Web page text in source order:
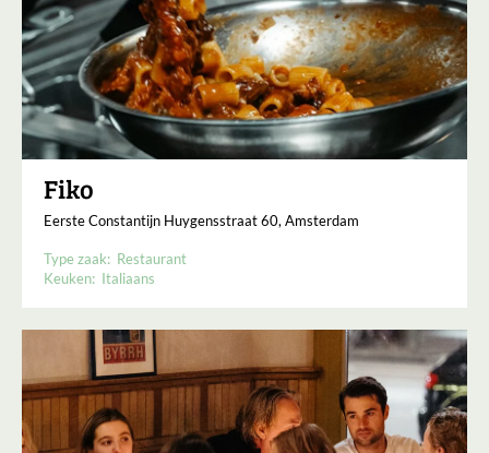
Fiko
Eerste Constantijn Huygensstraat 60, Amsterdam
Type zaak: Restaurant
Keuken: Italiaans